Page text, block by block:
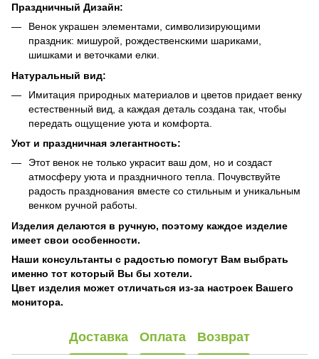
Праздничный Дизайн:
Венок украшен элементами, символизирующими
праздник: мишурой, рождественскими шариками,
шишками и веточками елки.
Натуральный вид:
Имитация природных материалов и цветов придает венку
естественный вид, а каждая деталь создана так, чтобы
передать ощущение уюта и комфорта.
Уют и праздничная элегантность:
Этот венок не только украсит ваш дом, но и создаст
атмосферу уюта и праздничного тепла. Почувствуйте
радость празднования вместе со стильным и уникальным
венком ручной работы.
Изделия делаются в ручную, поэтому каждое изделие
имеет свои особенности.
Наши консультанты с радостью помогут Вам выбрать
именно тот который Вы бы хотели.
Цвет изделия может отличаться из-за настроек Вашего
монитора.
Доставка Оплата Возврат